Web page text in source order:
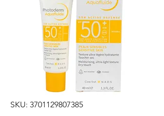
SKU: 3701129807385